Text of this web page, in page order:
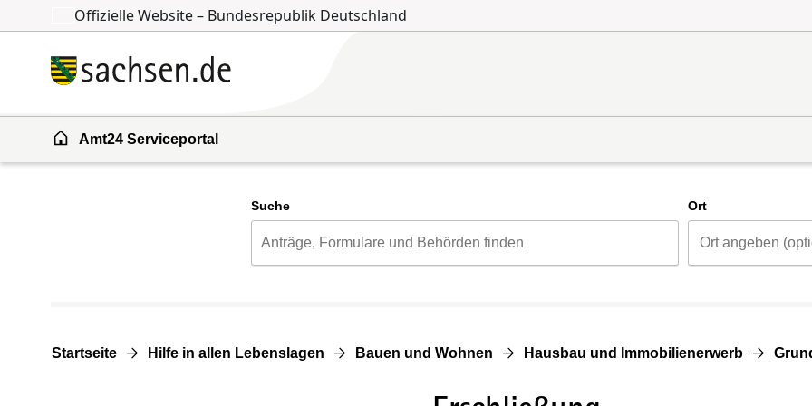
Zum Inhalt springen
Zur Suche springen
Offizielle Website – Bundesrepublik Deutschland
Amt24 Serviceportal
Suche Ort
Startseite Hilfe in allen Lebenslagen Bauen und Wohnen Hausbau und Immobilienerwerb